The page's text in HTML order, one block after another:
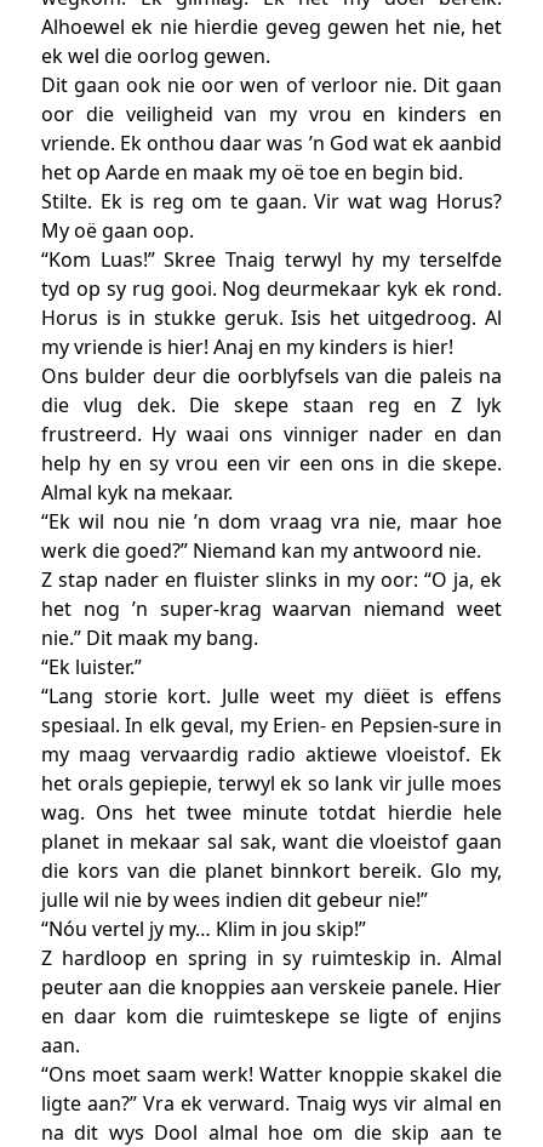
Alhoewel ek nie hierdie geveg gewen het nie, het
ek wel die oorlog gewen.
Dit gaan ook nie oor wen of verloor nie. Dit gaan
oor die veiligheid van my vrou en kinders en
vriende. Ek onthou daar was ’n God wat ek aanbid
het op Aarde en maak my oë toe en begin bid.
Stilte. Ek is reg om te gaan. Vir wat wag Horus?
My oë gaan oop.
“Kom Luas!” Skree Tnaig terwyl hy my terselfde
tyd op sy rug gooi. Nog deurmekaar kyk ek rond.
Horus is in stukke geruk. Isis het uitgedroog. Al
my vriende is hier! Anaj en my kinders is hier!
Ons bulder deur die oorblyfsels van die paleis na
die vlug dek. Die skepe staan reg en Z lyk
frustreerd. Hy waai ons vinniger nader en dan
help hy en sy vrou een vir een ons in die skepe.
Almal kyk na mekaar.
“Ek wil nou nie ’n dom vraag vra nie, maar hoe
werk die goed?” Niemand kan my antwoord nie.
Z stap nader en fluister slinks in my oor: “O ja, ek
het nog ’n super-krag waarvan niemand weet
nie.” Dit maak my bang.
“Ek luister.”
“Lang storie kort. Julle weet my diëet is effens
spesiaal. In elk geval, my Erien- en Pepsien-sure in
my maag vervaardig radio aktiewe vloeistof. Ek
het orals gepiepie, terwyl ek so lank vir julle moes
wag. Ons het twee minute totdat hierdie hele
planet in mekaar sal sak, want die vloeistof gaan
die kors van die planet binnkort bereik. Glo my,
julle wil nie by wees indien dit gebeur nie!”
“Nóu vertel jy my… Klim in jou skip!”
Z hardloop en spring in sy ruimteskip in. Almal
peuter aan die knoppies aan verskeie panele. Hier
en daar kom die ruimteskepe se ligte of enjins
aan.
“Ons moet saam werk! Watter knoppie skakel die
ligte aan?” Vra ek verward. Tnaig wys vir almal en
na dit wys Dool almal hoe om die skip aan te